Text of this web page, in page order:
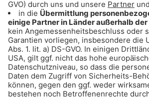
ANZEIGE - Klaer Kosmetik -
Wirkkosmetik für